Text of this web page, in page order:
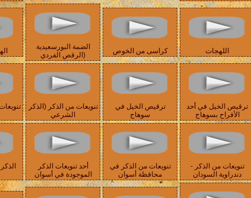
اللهجات كراسى من الخوص
الضمة البورسعيدية
(الرقص الفردي
ترقيص الخيل في أحد
الأفراح بسوهاج
ترقيص الخيل في
سوهاج
تنويعات من الذكر (الذكر
الشرعي
تنويعات من الذكر -
دندراوية السودان
تنويعات من الذكر في
محافظة أسوان
أحد تنويعات الذكر
الموجودة في أسوان